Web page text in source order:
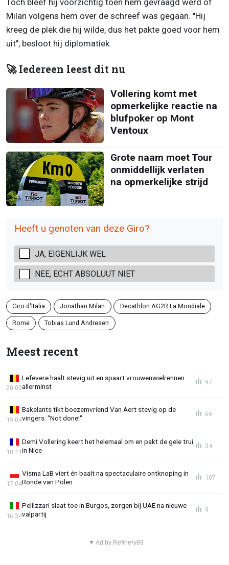
Toch bleef hij voorzichtig toen hem gevraagd werd of
Milan volgens hem over de schreef was gegaan. "Hij
kreeg de plek die hij wilde, dus het pakte goed voor hem
uit", besloot hij diplomatiek.
🚀 Iedereen leest dit nu
Vollering komt met
opmerkelijke reactie na
blufpoker op Mont
Ventoux
Grote naam moet Tour
onmiddellijk verlaten
na opmerkelijke strijd
Heeft u genoten van deze Giro?
JA, EIGENLIJK WEL
NEE, ECHT ABSOLUUT NIET
Giro d'Italia Jonathan Milan Decathlon AG2R La Mondiale
Rome Tobias Lund Andresen
Meest recent
Lefevere haalt stevig uit en spaart vrouwenwielrennen
allerminst
20:00
97
Bakelants tikt boezemvriend Van Aert stevig op de
vingers: "Not done!"
19:04
66
Demi Vollering keert het helemaal om en pakt de gele trui
in Nice
18:11
34
Visma LaB viert én baalt na spectaculaire ontknoping in
Ronde van Polen
17:04
107
Pellizzari slaat toe in Burgos, zorgen bij UAE na nieuwe
valpartij
16:34
9
▼ Ad by Refinery89